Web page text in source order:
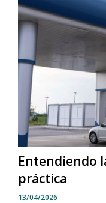
Entendiendo
práctica
13/04/2026